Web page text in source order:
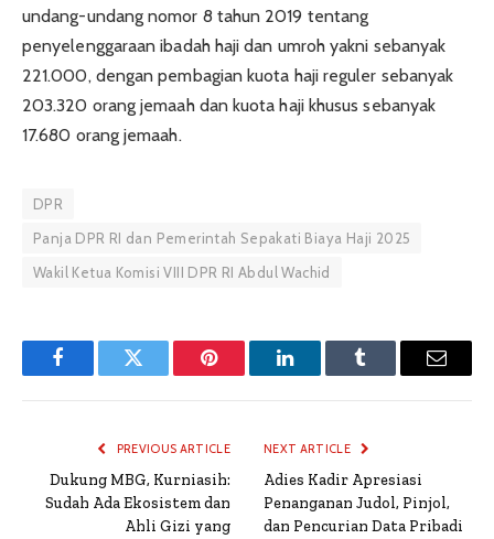
undang-undang nomor 8 tahun 2019 tentang
penyelenggaraan ibadah haji dan umroh yakni sebanyak
221.000, dengan pembagian kuota haji reguler sebanyak
203.320 orang jemaah dan kuota haji khusus sebanyak
17.680 orang jemaah.
DPR
Panja DPR RI dan Pemerintah Sepakati Biaya Haji 2025
Wakil Ketua Komisi VIII DPR RI Abdul Wachid
FacebookTwitter Pinterest LinkedInTumblr Email
PREVIOUS ARTICLE
Dukung MBG, Kurniasih:
Sudah Ada Ekosistem dan
Ahli Gizi yang
NEXT ARTICLE
Adies Kadir Apresiasi
Penanganan Judol, Pinjol,
dan Pencurian Data Pribadi